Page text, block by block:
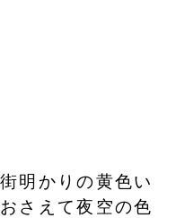
明かりの黄色い
さえて夜空の色